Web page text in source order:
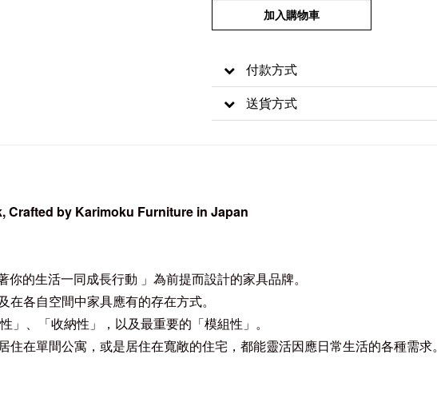
加入購物車
付款方式
送貨方式
Crafted by Karimoku Furniture in Japan
的生活一同成長行動 」為前提而設計的家具品牌。
各自空間中家具應有的存在方式。
」 、「收納性」，以及最重要的「模組性」。
住在單間公寓，或是居住在寬敞的住宅，都能靈活因應日常生活的各種需求。